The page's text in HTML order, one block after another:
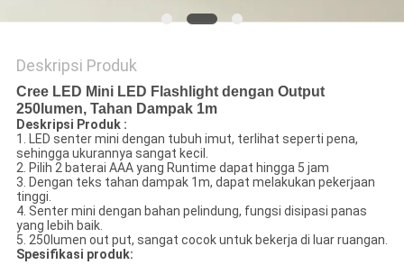
Deskripsi Produk
Cree LED Mini LED Flashlight dengan Output
250lumen, Tahan Dampak 1m
Deskripsi Produk :
1. LED senter mini dengan tubuh imut, terlihat seperti pena,
sehingga ukurannya sangat kecil.
2. Pilih 2 baterai AAA yang Runtime dapat hingga 5 jam
3. Dengan teks tahan dampak 1m, dapat melakukan pekerjaan
tinggi.
4. Senter mini dengan bahan pelindung, fungsi disipasi panas
yang lebih baik.
5. 250lumen out put, sangat cocok untuk bekerja di luar ruangan.
Spesifikasi produk: